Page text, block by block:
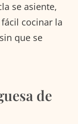
se asiente,
cocinar la
sin que se
de